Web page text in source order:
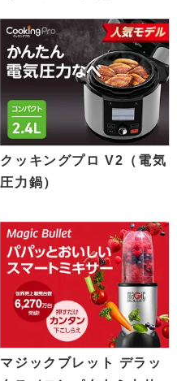
クッキングプロ V2（電気
圧力鍋）
マジックブレット デラッ